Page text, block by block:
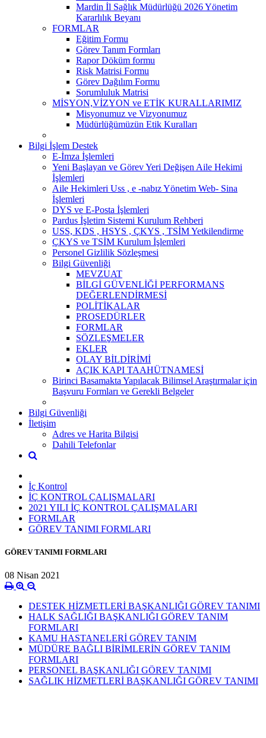
Mardin İl Sağlık Müdürlüğü 2026 Yönetim
Kararlılık Beyanı
FORMLAR
Eğitim Formu
Görev Tanım Formları
Rapor Döküm formu
Risk Matrisi Formu
Görev Dağılım Formu
Sorumluluk Matrisi
MİSYON,VİZYON ve ETİK KURALLARIMIZ
Misyonumuz ve Vizyonumuz
Müdürlüğümüzün Etik Kuralları
Bilgi İşlem Destek
E-İmza İşlemleri
Yeni Başlayan ve Görev Yeri Değişen Aile Hekimi
İşlemleri
Aile Hekimleri Uss , e -nabız Yönetim Web- Sina
İşlemleri
DYS ve E-Posta İşlemleri
Pardus İşletim Sistemi Kurulum Rehberi
USS, KDS , HSYS , ÇKYS , TSİM Yetkilendirme
ÇKYS ve TSİM Kurulum İşlemleri
Personel Gizlilik Sözleşmesi
Bilgi Güvenliği
MEVZUAT
BİLGİ GÜVENLİĞİ PERFORMANS
DEĞERLENDİRMESİ
POLİTİKALAR
PROSEDÜRLER
FORMLAR
SÖZLEŞMELER
EKLER
OLAY BİLDİRİMİ
AÇIK KAPI TAAHÜTNAMESİ
Birinci Basamakta Yapılacak Bilimsel Araştırmalar için
Başvuru Formları ve Gerekli Belgeler
Bilgi Güvenliği
İletişim
Adres ve Harita Bilgisi
Dahili Telefonlar
İç Kontrol
İÇ KONTROL ÇALIŞMALARI
2021 YILI İÇ KONTROL ÇALIŞMALARI
FORMLAR
GÖREV TANIMI FORMLARI
GÖREV TANIMI FORMLARI
08 Nisan 2021
DESTEK HİZMETLERİ BAŞKANLIĞI GÖREV TANIMI
HALK SAĞLIĞI BAŞKANLIĞI GÖREV TANIM
FORMLARI
KAMU HASTANELERİ GÖREV TANIM
MÜDÜRE BAĞLI BİRİMLERİN GÖREV TANIM
FORMLARI
PERSONEL BAŞKANLIĞI GÖREV TANIMI
SAĞLIK HİZMETLERİ BAŞKANLIĞI GÖREV TANIMI